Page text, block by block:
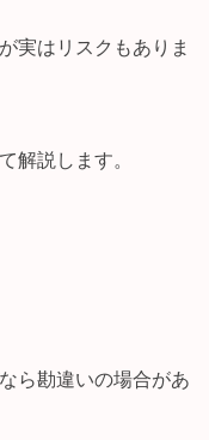
実はリスクもありま
解説します。
ら勘違いの場合があ